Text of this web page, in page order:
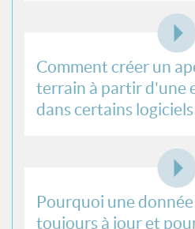
Comment créer un
terrain à partir d'une
dans certains logiciels
Pourquoi une donnée
toujours à jour et